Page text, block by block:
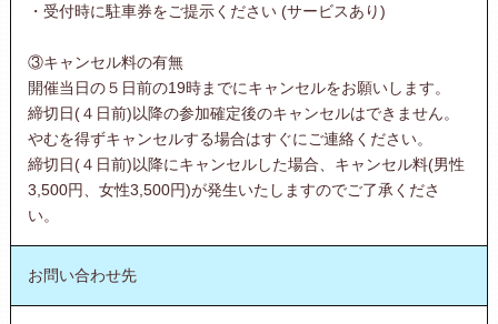
・受付時に駐車券をご提示ください (サービスあり)
③キャンセル料の有無
開催当日の５日前の19時までにキャンセルをお願いします。
締切日(４日前)以降の参加確定後のキャンセルはできません。
やむを得ずキャンセルする場合はすぐにご連絡ください。
締切日(４日前)以降にキャンセルした場合、キャンセル料(男性
3,500円、女性3,500円)が発生いたしますのでご了承くださ
い。
お問い合わせ先